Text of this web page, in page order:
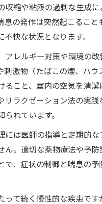
収縮や粘液の過剰な生成に
息の発作は突然起こること
快な状況となります。
アレルギー対策や環境の改
刺激物（たばこの煙、ハウ
ること、室内の空気を清潔
リラクゼーション法の実
れています。
には医師の指導と定期的な
ん。適切な薬物療法や予
で、症状の制御と喘息の予
って続く慢性的な疾患です